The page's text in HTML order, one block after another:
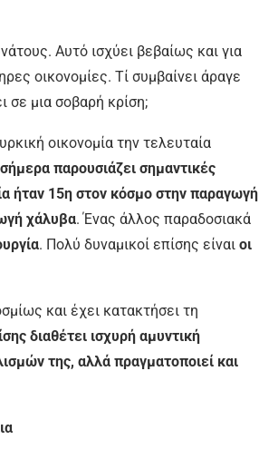
Αυτό ισχύει βεβαίως και για
οικονομίες. Τί συμβαίνει άραγε
σε μια σοβαρή κρίση;
οικονομία την τελευταία
παρουσιάζει σημαντικές
ήταν 15η στον κόσμο στην παραγωγή
χάλυβα. Ένας άλλος παραδοσιακά
. Πολύ δυναμικοί επίσης είναι οι
και έχει κατακτήσει τη
διαθέτει ισχυρή αμυντική
της, αλλά πραγματοποιεί και